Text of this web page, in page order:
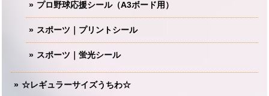
プロ野球応援シール（A3ボード用）
スポーツ｜プリントシール
スポーツ｜蛍光シール
☆レギュラーサイズうちわ☆